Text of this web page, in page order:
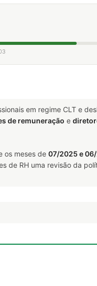
em regime CLT e
de remuneração e
os meses de 07/2025 e
RH uma revisão da